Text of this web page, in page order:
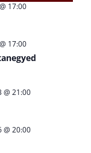
17:00
17:00
@ 21:00
@ 20:00